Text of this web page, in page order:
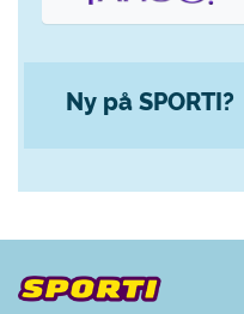
Ny på SPORTI?